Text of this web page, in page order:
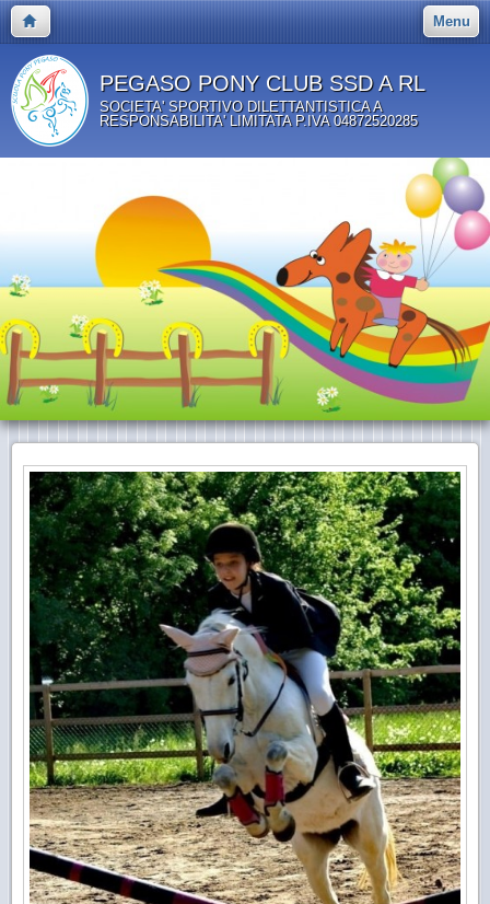
Menu
PEGASO PONY CLUB SSD A RL
SOCIETA' SPORTIVO DILETTANTISTICA A
RESPONSABILITA' LIMITATA P.IVA 04872520285